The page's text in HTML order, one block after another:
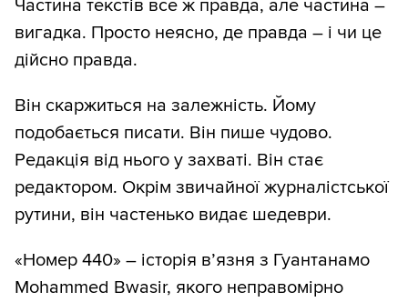
Частина текстів все ж правда, але частина –
вигадка. Просто неясно, де правда – і чи це
дійсно правда.
Він скаржиться на залежність. Йому
подобається писати. Він пише чудово.
Редакція від нього у захваті. Він стає
редактором. Окрім звичайної журналістської
рутини, він частенько видає шедеври.
«Номер 440» – історія в’язня з Гуантанамо
Mohammed Bwasir, якого неправомірно